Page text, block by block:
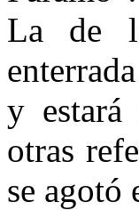
La de
y estará
otras
se agotó